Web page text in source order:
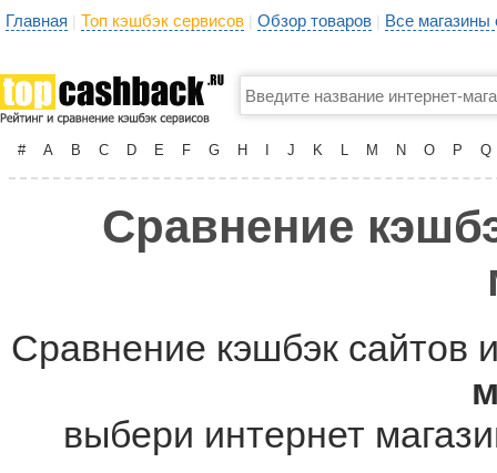
Главная | Топ кэшбэк сервисов | Обзор товаров | Все
# A B C D E F G H J K L M N O P Q
Сравнение
Сравнение кэшбэк сайтов
выбери интернет